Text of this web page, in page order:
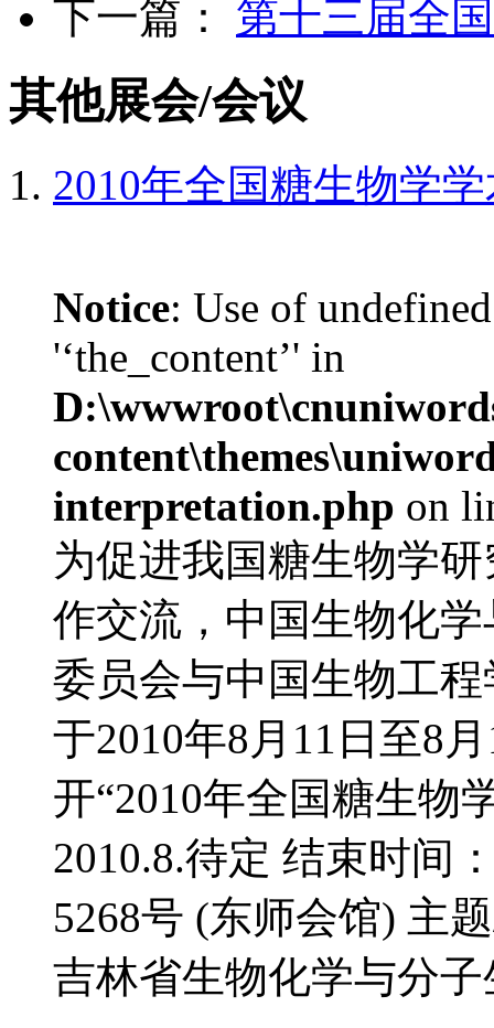
下一篇： 第十三届全
其他展会/会议
2010年全国糖生物学
Notice: Use of
'‘the_content’' in
interpretation.php on
为促进我国糖生物学
作交流，中国生物化
委员会与中国生物工
于2010年8月11日至8
开“2010年全国糖生物
2010.8.待定 结束时间
5268号 (东师会馆) 主
吉林省生物化学与分